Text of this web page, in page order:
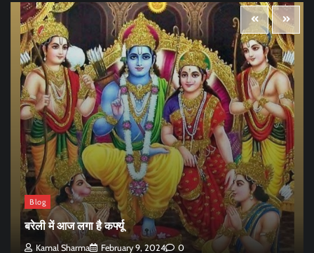
Blog
बरेली में आज लगा है कर्फ्यू
Kamal Sharma February 9, 2024 0